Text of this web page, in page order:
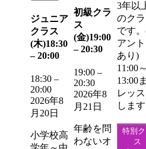
ジュニア
クラス
(木)18:30
– 20:00
18:30 –
20:00
2026年8
月20日
小学校高
初級クラ
ス
(金)19:00
– 20:30
19:00 –
20:30
2026年8
月21日
年齢を問
わないオ
3年以
のク
です
アン
あり)
11:00
13:00
レッ
しま
特別
ス